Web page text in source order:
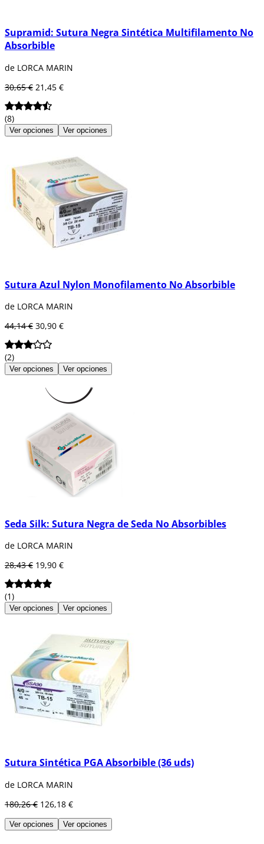
Supramid: Sutura Negra Sintética Multifilamento No
Absorbible
de LORCA MARIN
30,65 € 21,45 €
(8)
Ver opciones Ver opciones
Sutura Azul Nylon Monofilamento No Absorbible
de LORCA MARIN
44,14 € 30,90 €
(2)
Ver opciones Ver opciones
Seda Silk: Sutura Negra de Seda No Absorbibles
de LORCA MARIN
28,43 € 19,90 €
(1)
Ver opciones Ver opciones
Sutura Sintética PGA Absorbible (36 uds)
de LORCA MARIN
180,26 € 126,18 €
Ver opciones Ver opciones